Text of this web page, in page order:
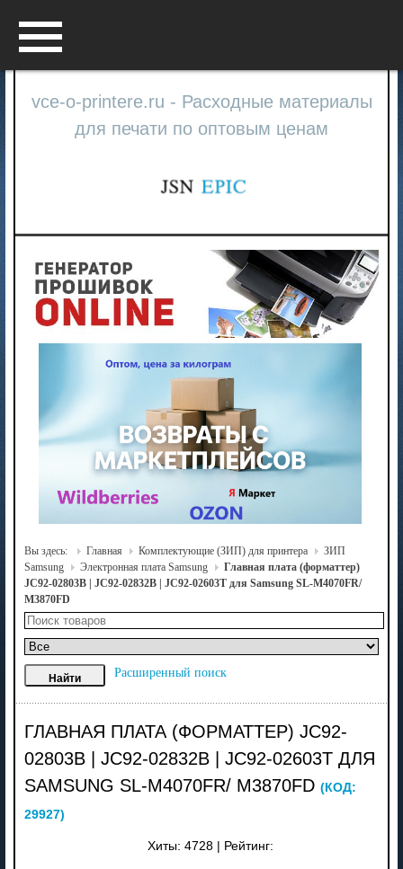
vce-o-printere.ru - Расходные материалы
для печати по оптовым ценам
Вы здесь: Главная Комплектующие (ЗИП) для принтера
ЗИП
Samsung
Электронная плата Samsung
Главная плата (форматтер)
JC92-02803B | JC92-02832B | JC92-02603T для Samsung SL-M4070FR/
M3870FD
Расширенный поиск
ГЛАВНАЯ ПЛАТА (ФОРМАТТЕР) JC92-
02803B | JC92-02832B | JC92-02603T ДЛЯ
SAMSUNG SL-M4070FR/ M3870FD (КОД:
29927)
Хиты: 4728 Рейтинг: